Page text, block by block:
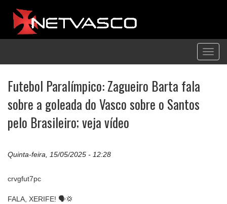
Futebol Paralímpico: Zagueiro Barta fala
sobre a goleada do Vasco sobre o Santos
pelo Brasileiro; veja vídeo
Quinta-feira, 15/05/2025 - 12:28
crvgfut7pc
FALA, XERIFE! 🗣️💢